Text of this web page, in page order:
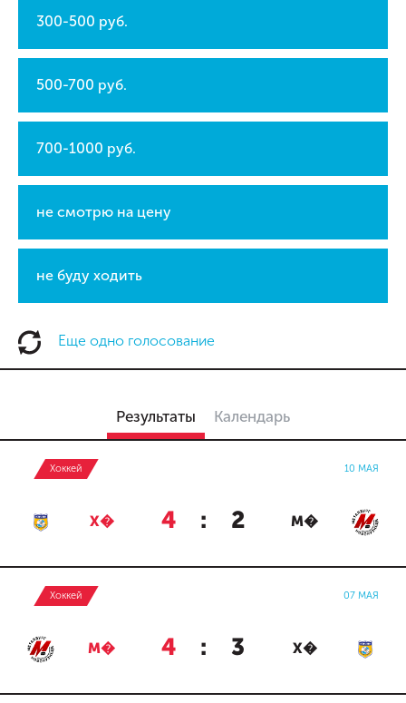
300-500 руб.
500-700 руб.
700-1000 руб.
не смотрю на цену
не буду ходить
Еще одно голосование
Результаты Календарь
Хоккей 10 МАЯ
Х� 4 : 2 М�
Хоккей 07 МАЯ
М� 4 : 3 Х�